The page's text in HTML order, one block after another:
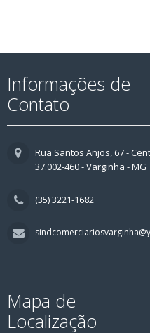
Informações de
Contato
Rua Santos Anjos, 67 -
37.002-460 - Varginha - MG
(35) 3221-1682
Mapa de
Localização